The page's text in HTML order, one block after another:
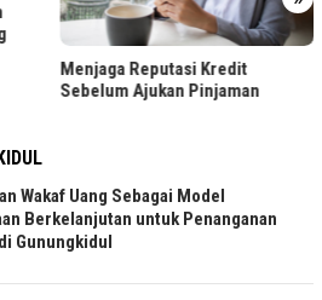
Menjaga Reputasi Kredit
Sebelum Ajukan Pinjaman
Wakaf Uang Sebagai Model
Berkelanjutan untuk Penanganan
Gunungkidul